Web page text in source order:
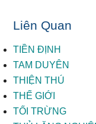
Liên Quan
TIỀN ĐỊNH
TAM DUYÊN
THIỆN THÚ
THẾ GIỚI
TỐI TRỪNG